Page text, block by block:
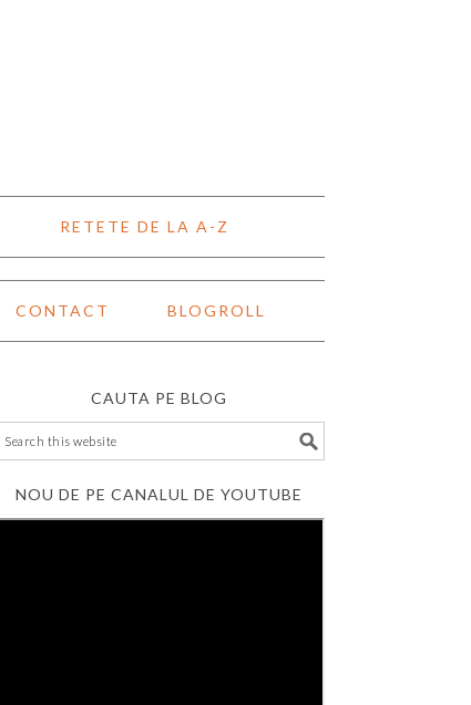
RETETE DE LA A-Z
CONTACT BLOGROLL
CAUTA PE BLOG
NOU DE PE CANALUL DE YOUTUBE